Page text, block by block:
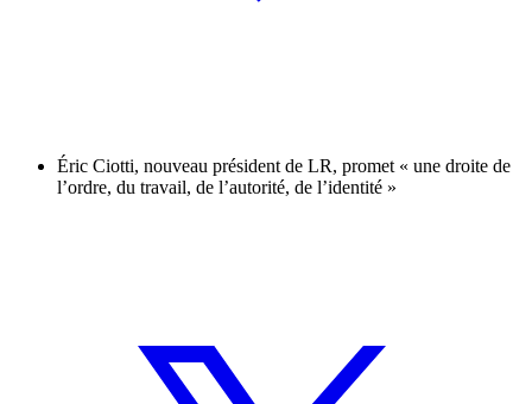
Éric Ciotti, nouveau président de LR, promet « une droite de
l’ordre, du travail, de l’autorité, de l’identité »